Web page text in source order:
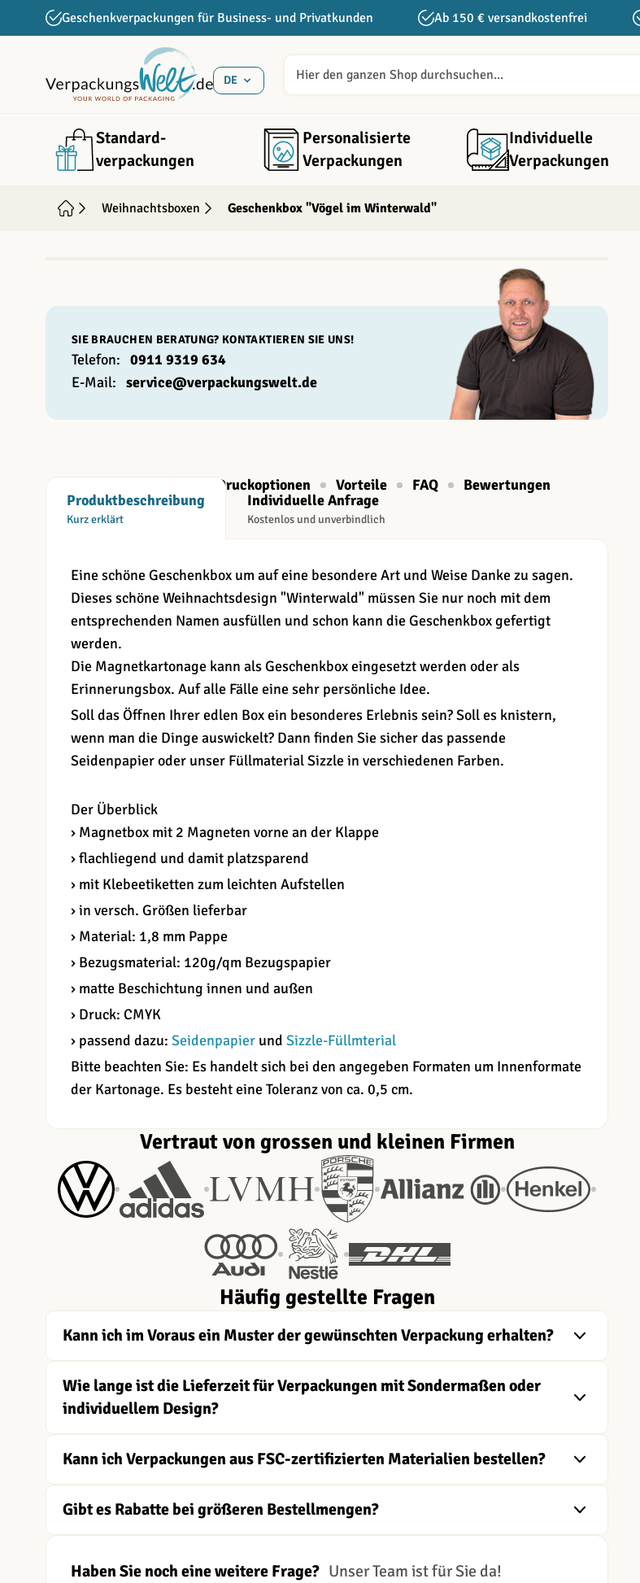
Direkt zum InhaltGeschenkverpackungen für Business- und Privatkunden Ab 150 € versandkostenfrei
DE
Standard­
verpackungen
Personalisierte
Verpackungen
Individuelle
Verpackungen
Weihnachtsboxen Geschenkbox "Vögel im Winterwald"
SIE BRAUCHEN BERATUNG? KONTAKTIEREN SIE UNS!
Telefon: 0911 9319 634
E-Mail: service@verpackungswelt.de
Druckoptionen Vorteile FAQ
Bewertungen
Produktbeschreibung
Kurz erklärt
Individuelle Anfrage
Kostenlos und unverbindlich
Eine schöne Geschenkbox um auf eine besondere Art und Weise Danke zu sagen.
Dieses schöne Weihnachtsdesign "Winterwald" müssen Sie nur noch mit dem
entsprechenden Namen ausfüllen und schon kann die Geschenkbox gefertigt
werden.
Die Magnetkartonage kann als Geschenkbox eingesetzt werden oder als
Erinnerungsbox. Auf alle Fälle eine sehr persönliche Idee.
Soll das Öffnen Ihrer edlen Box ein besonderes Erlebnis sein? Soll es knistern,
wenn man die Dinge auswickelt? Dann finden Sie sicher das passende
Seidenpapier oder unser Füllmaterial Sizzle in verschiedenen Farben.
Der Überblick
› Magnetbox mit 2 Magneten vorne an der Klappe
› flachliegend und damit platzsparend
› mit Klebeetiketten zum leichten Aufstellen
› in versch. Größen lieferbar
› Material: 1,8 mm Pappe
› Bezugsmaterial: 120g/qm Bezugspapier
› matte Beschichtung innen und außen
› Druck: CMYK
› passend dazu: Seidenpapier und Sizzle-Füllmterial
Bitte beachten Sie: Es handelt sich bei den angegeben Formaten um Innenformate
der Kartonage. Es besteht eine Toleranz von ca. 0,5 cm.
Vertraut von grossen und kleinen Firmen
Häufig gestellte Fragen
Kann ich im Voraus ein Muster der gewünschten Verpackung erhalten?
Wie lange ist die Lieferzeit für Verpackungen mit Sondermaßen oder
individuellem Design?
Kann ich Verpackungen aus FSC-zertifizierten Materialien bestellen?
Gibt es Rabatte bei größeren Bestellmengen?
Haben Sie noch eine weitere Frage? Unser Team ist für Sie da!